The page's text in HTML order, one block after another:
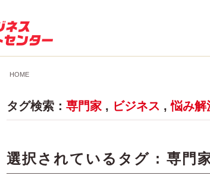
HOME
タグ検索： 専門家 , ビジネス ,悩み解
選択されているタグ : 専門